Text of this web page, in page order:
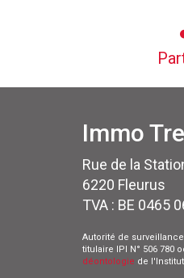
Immo
Rue de la
6220 Fleurus
TVA : BE 0465
Autorité de
titulaire IPI N° 506 780
déontologie de